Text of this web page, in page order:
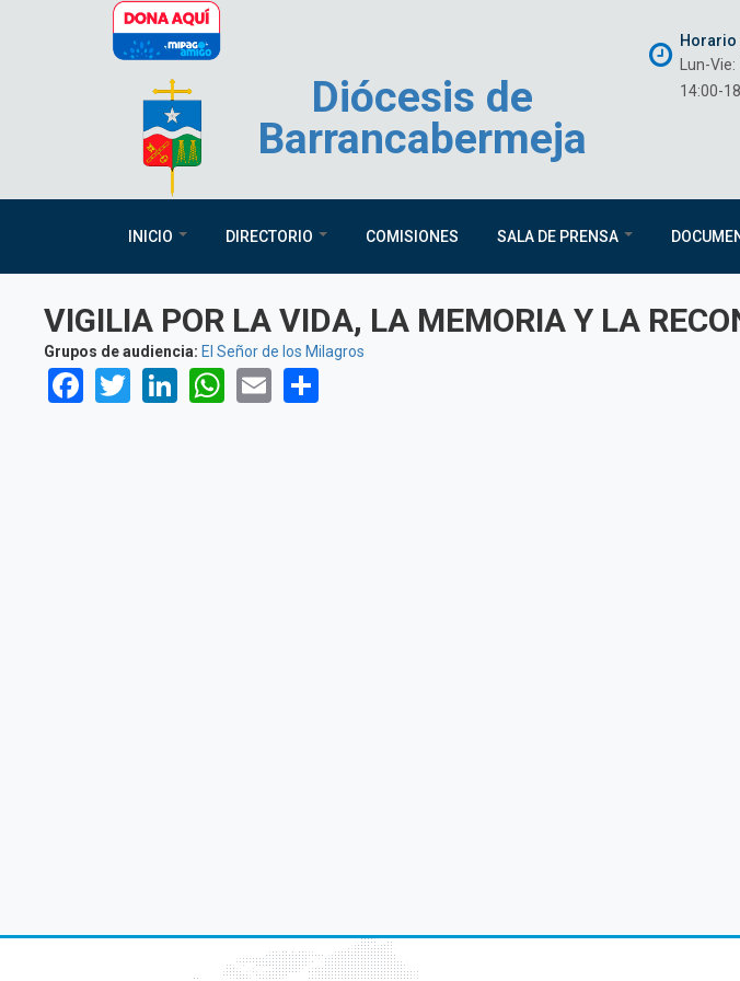
Pasar al contenido principal
Diócesis de
Barrancabermeja
Horario
Lun-
14:00-
INICIO DIRECTORIO COMISIONES SALA DE PRENSA
VIGILIA POR LA VIDA, LA MEMORIA Y LA
Grupos de audiencia: El Señor de los Milagros
Facebook
TwitterLinkedIn
WhatsApp
Email